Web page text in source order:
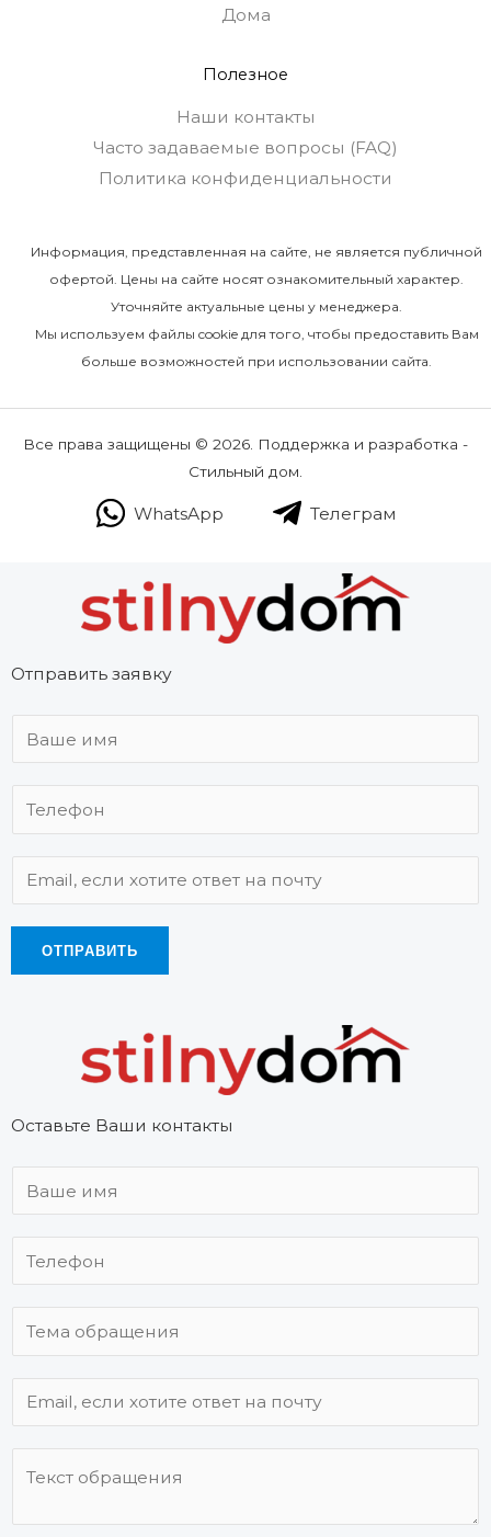
Дома
Полезное
Наши контакты
Часто задаваемые вопросы (FAQ)
Политика конфиденциальности
Информация, представленная на сайте, не является публичной
офертой. Цены на сайте носят ознакомительный характер.
Уточняйте актуальные цены у менеджера.
Мы используем файлы cookie для того, чтобы предоставить Вам
больше возможностей при использовании сайта.
Все права защищены © 2026. Поддержка и разработка -
Стильный дом.
WhatsApp Телеграм
Отправить заявку
ОТПРАВИТЬ
Оставьте Ваши контакты